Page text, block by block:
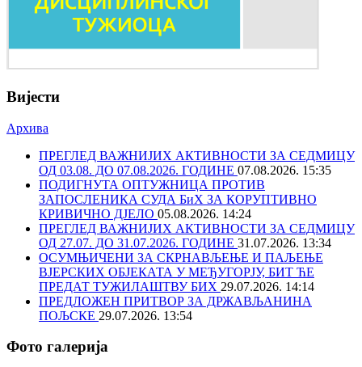
Вијести
Архива
ПРЕГЛЕД ВАЖНИЈИХ АКТИВНОСТИ ЗА СЕДМИЦУ
ОД 03.08. ДО 07.08.2026. ГОДИНЕ 07.08.2026. 15:35
ПОДИГНУТА ОПТУЖНИЦА ПРОТИВ
ЗАПОСЛЕНИКА СУДА БиХ ЗА КОРУПТИВНО
КРИВИЧНО ДЈЕЛО 05.08.2026. 14:24
ПРЕГЛЕД ВАЖНИЈИХ АКТИВНОСТИ ЗА СЕДМИЦУ
ОД 27.07. ДО 31.07.2026. ГОДИНЕ 31.07.2026. 13:34
ОСУМЊИЧЕНИ ЗА СКРНАВЉЕЊЕ И ПАЉЕЊЕ
ВЈЕРСКИХ ОБЈЕКАТА У МЕЂУГОРЈУ, БИТ ЋЕ
ПРЕДАТ ТУЖИЛАШТВУ БИХ 29.07.2026. 14:14
ПРЕДЛОЖЕН ПРИТВОР ЗА ДРЖАВЉАНИНА
ПОЉСКЕ 29.07.2026. 13:54
Фото галерија